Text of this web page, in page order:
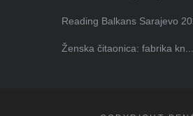
Reading Balkans Sarajevo
Ženska čitaonica: fabrika kn...